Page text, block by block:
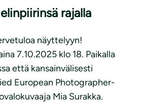
rajalla
näyttelyyn!
7.10.2025 klo 18. Paikalla
että kansainvälisesti
European Photographer-
Mia Surakka.